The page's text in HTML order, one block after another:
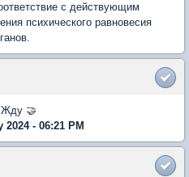
с действующим
психического равновесия
Жду 🤝
- 06:21 PM